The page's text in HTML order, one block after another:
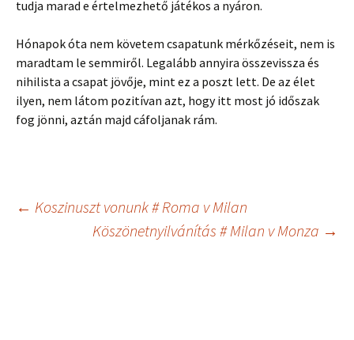
tudja marad e értelmezhető játékos a nyáron.
Hónapok óta nem követem csapatunk mérkőzéseit, nem is
maradtam le semmiről. Legalább annyira összevissza és
nihilista a csapat jövője, mint ez a poszt lett. De az élet
ilyen, nem látom pozitívan azt, hogy itt most jó időszak
fog jönni, aztán majd cáfoljanak rám.
Bejegyzés
← Koszinuszt vonunk # Roma v Milan
Köszönetnyilvánítás # Milan v Monza →